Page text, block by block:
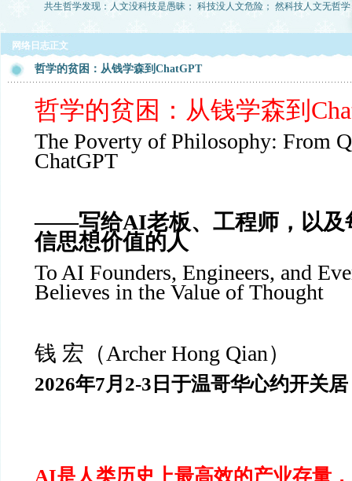
共生哲学发现：人文没科技是愚昧； 科技没人文危险； 然科技人文无哲
网络日志正文
哲学的贫困：从钱学森到ChatGPT
哲学的贫困：从钱学森到
The Poverty of Philosophy: From
ChatGPT
——写给AI老板、工程师，以及
信思想价值的人
To AI Founders, Engineers, and
Believes in the Value of Thought
钱 宏（Archer Hong Qian）
2026年7月2-3日于温哥华心约开关居
AI是人类历史上最高效的产业存量